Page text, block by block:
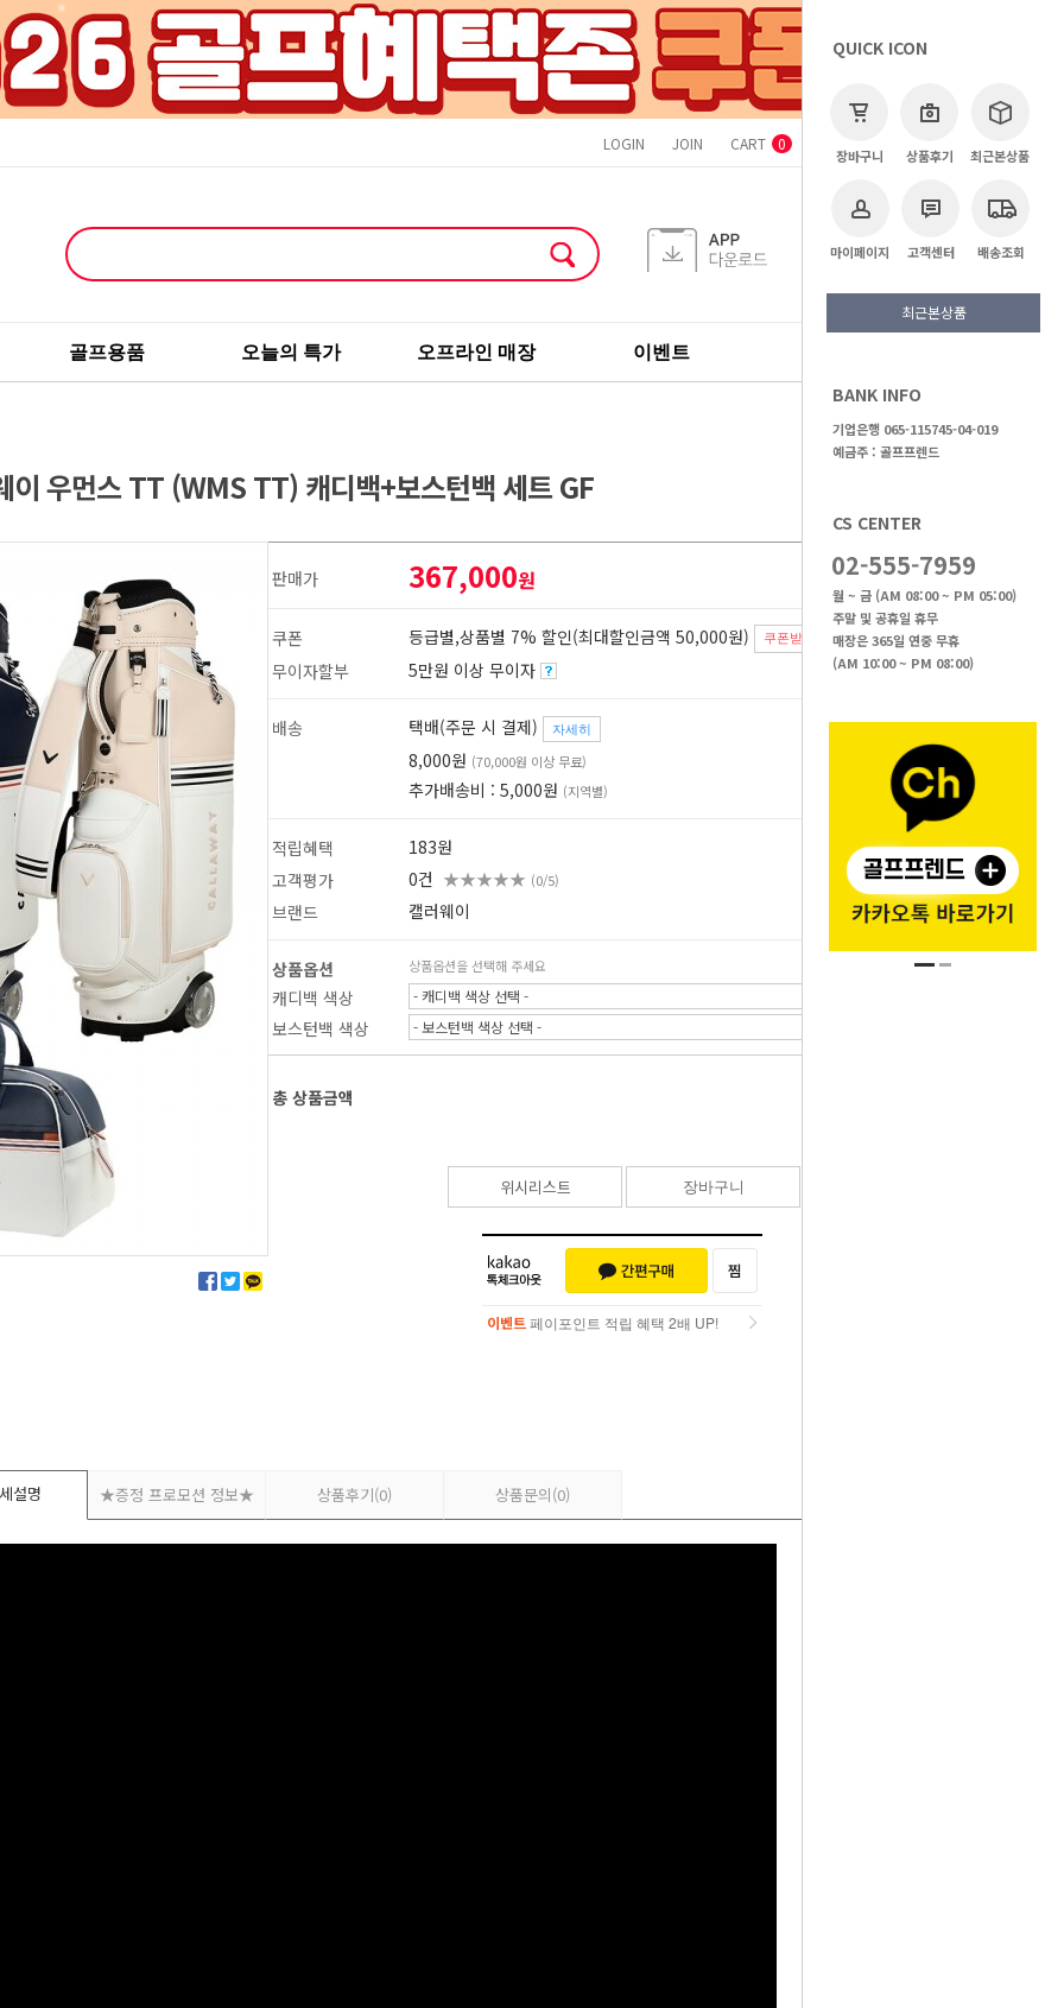
LOGIN JOIN CART 0
골프용품 오늘의 특가 오프라인 매장 이벤트
QUICK ICON
장바구니 상품후기 최근본상품
마이페이지 고객센터 배송조회
최근본상품
BANK INFO
기업은행 065-115745-04-019
예금주 : 골프프렌드
CS CENTER
02-555-7959
월 ~ 금 (AM 08:00 ~ PM 05:00)
주말 및 공휴일 휴무
매장은 365일 연중 무휴
(AM 10:00 ~ PM 08:00)
1
>골프용품 >캐디백
이 우먼스 TT (WMS TT) 캐디백+보스턴백 세트 GF
판매가 367,000원
쿠폰 등급별,상품별 7% 할인(최대할인금액 50,000원) 쿠폰받기
무이자할부 5만원 이상 무이자
배송 택배(주문 시 결제) 자세히
8,000원 (70,000원 이상 무료)
추가배송비 : 5,000원 (지역별)
적립혜택
183원
고객평가
0건 ★★★★★ (0/5)
브랜드 캘러웨이
상품옵션 상품옵션을 선택해 주세요
캐디백 색상 - 캐디백 색상 선택 -
보스턴백 색상 - 보스턴백 색상 선택 -
총 상품금액
위시리스트 장바구니
이벤트페이포인트 적립 혜택 2배 UP!
설명 ★증정 프로모션 정보★ 상품후기(0) 상품문의(0)